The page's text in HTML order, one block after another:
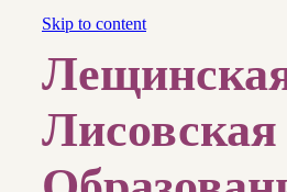
Skip to content